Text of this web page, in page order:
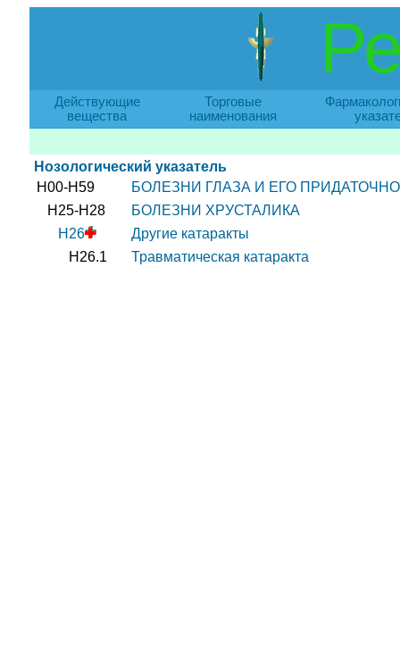
Действующие
вещества
Торговые
наименования
Нозологический указатель
H00-H59
БОЛЕЗНИ ГЛАЗА И ЕГО
H25-H28
БОЛЕЗНИ ХРУСТАЛИКА
H26
Другие катаракты
H26.1
Травматическая катаракта